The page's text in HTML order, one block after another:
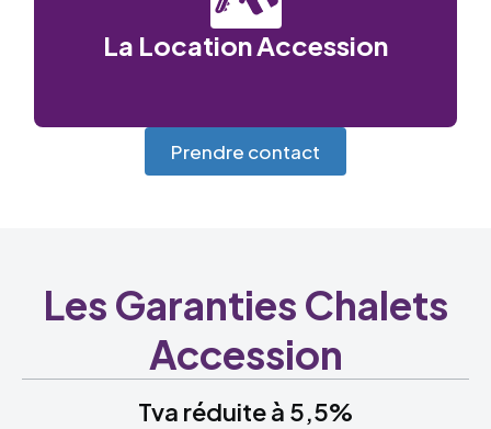
La Location Accession
Prendre contact
Les Garanties Chalets
Accession
Tva réduite à 5,5%